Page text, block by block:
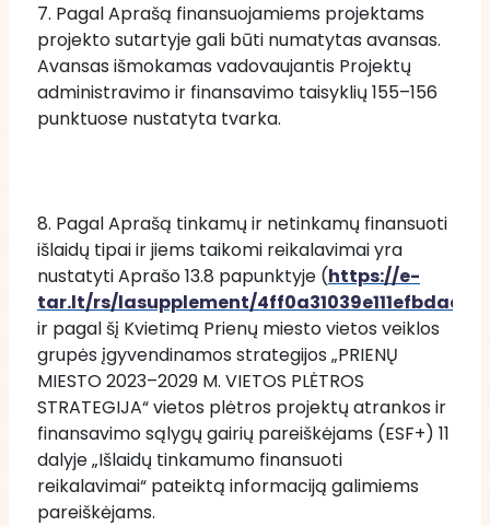
7. Pagal Aprašą finansuojamiems projektams
projekto sutartyje gali būti numatytas avansas.
Avansas išmokamas vadovaujantis Projektų
administravimo ir finansavimo taisyklių 155–156
punktuose nustatyta tvarka.
8. Pagal Aprašą tinkamų ir netinkamų finansuoti
išlaidų tipai ir jiems taikomi reikalavimai yra
nustatyti Aprašo 13.8 papunktyje (https://e-
tar.lt/rs/lasupplement/
ir pagal šį Kvietimą Prienų miesto vietos veiklos
grupės įgyvendinamos strategijos „PRIENŲ
MIESTO 2023–2029 M. VIETOS PLĖTROS
STRATEGIJA“ vietos plėtros projektų atrankos ir
finansavimo sąlygų gairių pareiškėjams (ESF+) 11
dalyje „Išlaidų tinkamumo finansuoti
reikalavimai“ pateiktą informaciją galimiems
pareiškėjams.